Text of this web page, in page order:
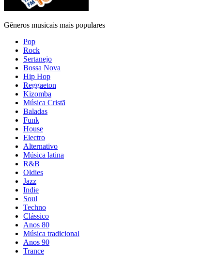
Gêneros musicais mais populares
Pop
Rock
Sertanejo
Bossa Nova
Hip Hop
Reggaeton
Kizomba
Música Cristã
Baladas
Funk
House
Electro
Alternativo
Música latina
R&B
Oldies
Jazz
Indie
Soul
Techno
Clássico
Anos 80
Música tradicional
Anos 90
Trance